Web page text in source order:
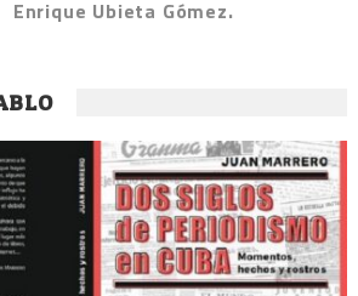
Enrique Ubieta Gómez.